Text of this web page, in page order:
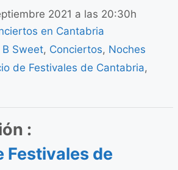
2021 a las 20:30h
en Cantabria
B Sweet, Conciertos, Noches
de Festivales de Cantabria,
:
Festivales de